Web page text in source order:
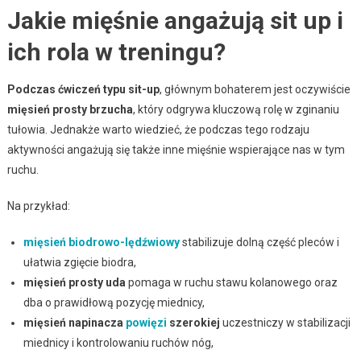
Jakie mięśnie angażują sit up i
ich rola w treningu?
Podczas ćwiczeń typu sit-up, głównym bohaterem jest oczywiście
mięsień prosty brzucha, który odgrywa kluczową rolę w zginaniu
tułowia. Jednakże warto wiedzieć, że podczas tego rodzaju
aktywności angażują się także inne mięśnie wspierające nas w tym
ruchu.
Na przykład:
mięsień biodrowo-lędźwiowystabilizuje dolną część pleców i
ułatwia zgięcie biodra,
mięsień prosty udapomaga w ruchu stawu kolanowego oraz
dba o prawidłową pozycję miednicy,
mięsień napinacza powięzi szerokiej uczestniczy w stabilizacji
miednicy i kontrolowaniu ruchów nóg,